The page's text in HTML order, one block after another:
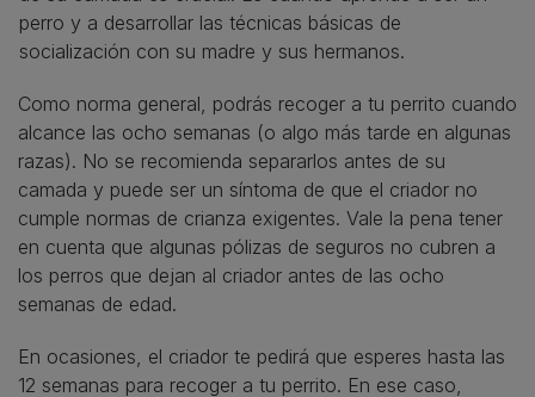
perro y a desarrollar las técnicas básicas de
socialización con su madre y sus hermanos.
Como norma general, podrás recoger a tu perrito cuando
alcance las ocho semanas (o algo más tarde en algunas
razas). No se recomienda separarlos antes de su
camada y puede ser un síntoma de que el criador no
cumple normas de crianza exigentes. Vale la pena tener
en cuenta que algunas pólizas de seguros no cubren a
los perros que dejan al criador antes de las ocho
semanas de edad.
En ocasiones, el criador te pedirá que esperes hasta las
12 semanas para recoger a tu perrito. En ese caso,